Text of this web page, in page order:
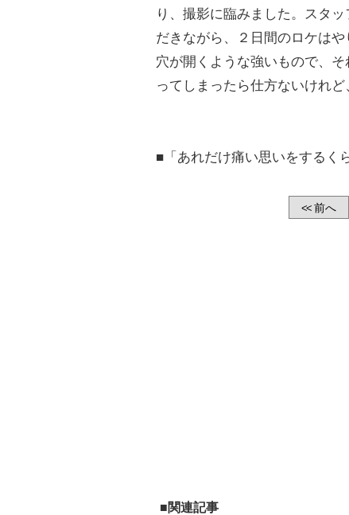
り、撮影に臨みました。スタ
だきながら、２日間のロケは
穴が開くような強いもので、
ってしまったら仕方ないけれ
■「あれだけ痛い思いをするく
<<前へ
■関連記事